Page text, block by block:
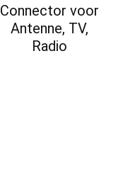
Connector voor
Antenne, TV,
Radio